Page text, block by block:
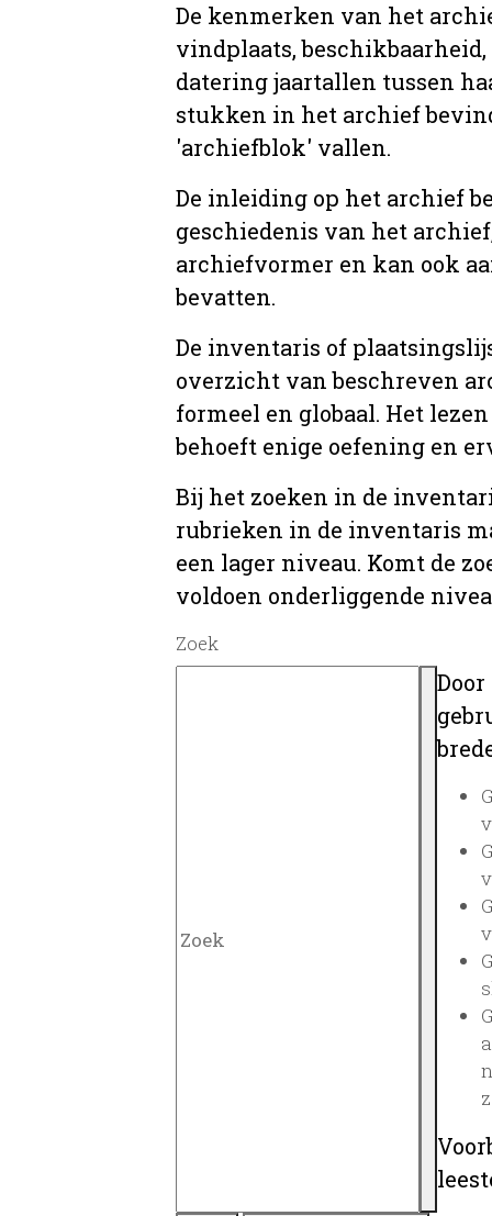
De kenmerken van het
vindplaats,
datering jaartallen tussen
stukken in het archief
'archiefblok' vallen.
De inleiding op het archief
geschiedenis van het
archiefvormer en kan ook
bevatten.
De inventaris of
overzicht van beschreven
formeel en globaal. Het
behoeft enige oefening en
Bij het zoeken in de
rubrieken in de inventaris
een lager niveau. Komt de
voldoen onderliggende
Zoek